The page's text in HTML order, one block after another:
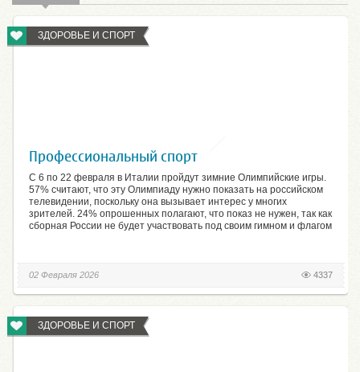
ЗДОРОВЬЕ И СПОРТ
Профессиональный спорт
С 6 по 22 февраля в Италии пройдут зимние Олимпийские игры.
57% считают, что эту Олимпиаду нужно показать на российском
телевидении, поскольку она вызывает интерес у многих
зрителей. 24% опрошенных полагают, что показ не нужен, так как
сборная России не будет участвовать под своим гимном и флагом
4337
02 Февраля 2026
ЗДОРОВЬЕ И СПОРТ